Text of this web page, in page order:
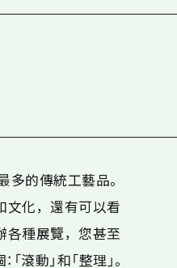
的傳統工藝品。
文化，還有可以看
各種展覽，您甚至
動」和「整理」。